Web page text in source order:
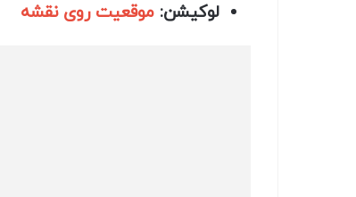
لوکیشن: موقعیت روی نقشه